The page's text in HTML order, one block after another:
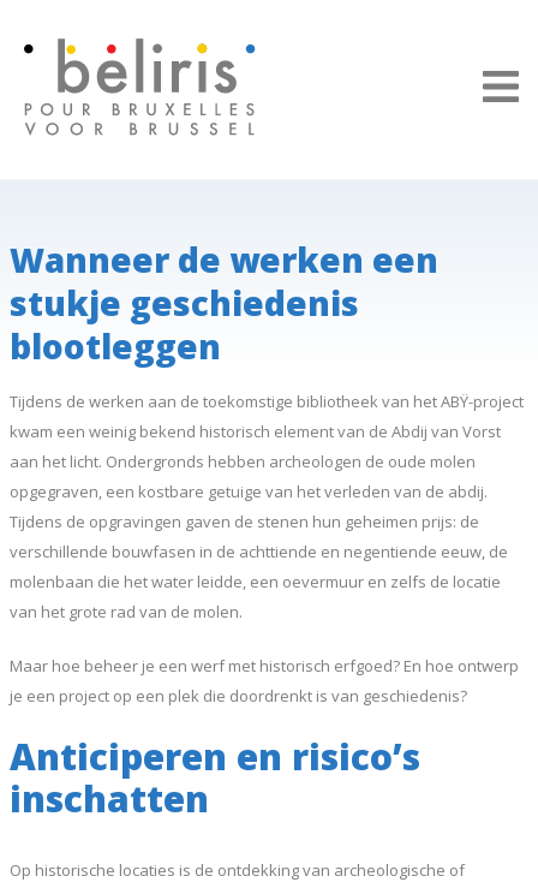
Wanneer de werken een
stukje geschiedenis
blootleggen
Tijdens de werken aan de toekomstige bibliotheek van het ABŸ-project
kwam een weinig bekend historisch element van de Abdij van Vorst
aan het licht. Ondergronds hebben archeologen de oude molen
opgegraven, een kostbare getuige van het verleden van de abdij.
Tijdens de opgravingen gaven de stenen hun geheimen prijs: de
verschillende bouwfasen in de achttiende en negentiende eeuw, de
molenbaan die het water leidde, een oevermuur en zelfs de locatie
van het grote rad van de molen.
Maar hoe beheer je een werf met historisch erfgoed? En hoe ontwerp
je een project op een plek die doordrenkt is van geschiedenis?
Anticiperen en risico’s
inschatten
Op historische locaties is de ontdekking van archeologische of